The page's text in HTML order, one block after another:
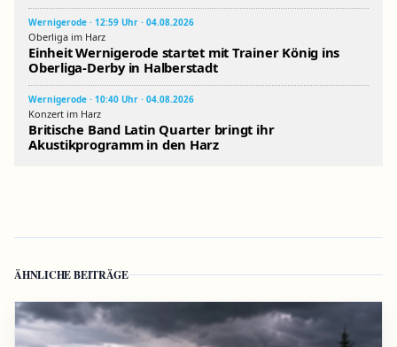
Wernigerode · 12:59 Uhr · 04.08.2026
Oberliga im Harz
Einheit Wernigerode startet mit Trainer König ins
Oberliga-Derby in Halberstadt
Wernigerode · 10:40 Uhr · 04.08.2026
Konzert im Harz
Britische Band Latin Quarter bringt ihr
Akustikprogramm in den Harz
ÄHNLICHE BEITRÄGE